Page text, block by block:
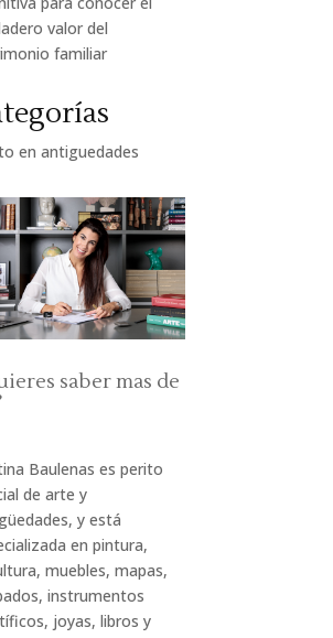
valor del
familiar
en antiguedades
saber mas de
Baulenas es perito
de arte y
y está
en pintura,
muebles, mapas,
instrumentos
joyas, libros y